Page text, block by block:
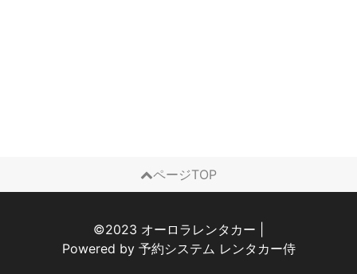
ページTOP
©2023 オーロラレンタカー
Powered by 予約システム レンタカー侍